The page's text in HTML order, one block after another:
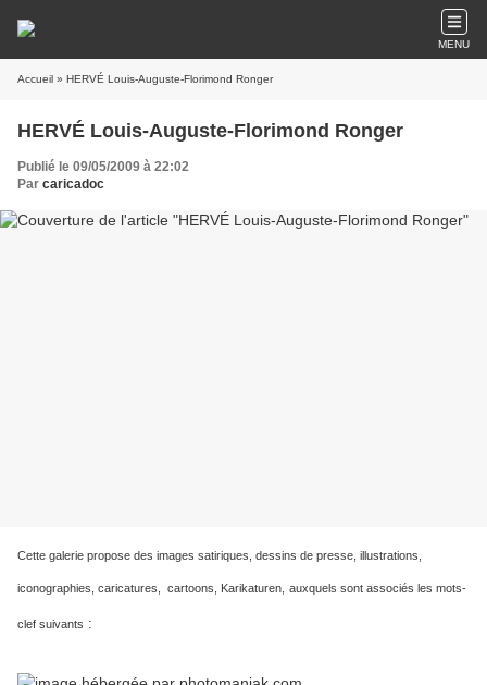
MENU
Accueil » HERVÉ Louis-Auguste-Florimond Ronger
HERVÉ Louis-Auguste-Florimond Ronger
Publié le 09/05/2009 à 22:02
Par caricadoc
Cette galerie propose des images satiriques, dessins de presse, illustrations,
iconographies, caricatures, cartoons, Karikaturen, auxquels sont associés les mots-
clef suivants :